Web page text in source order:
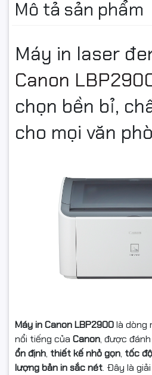
Mô tả sản phẩm
Máy in laser
Canon
chọn bền bỉ,
cho mọi văn
Máy in Canon LBP2900là dòng
nổi tiếng của Canon, được
ổn định, thiết kế nhỏ gọn, tốc
lượng bản in sắc nét. Đây là